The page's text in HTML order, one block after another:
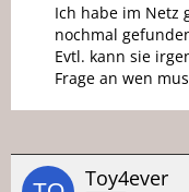
Ich habe im Netz
nochmal
Evtl. kann sie
Frage an wen
Toy4ever